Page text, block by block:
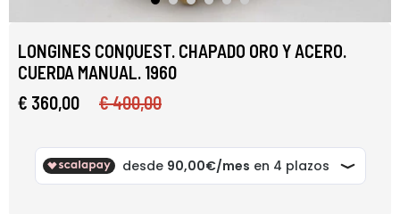
LONGINES CONQUEST. CHAPADO ORO Y ACERO.
CUERDA MANUAL. 1960
€ 360,00
€ 400,00